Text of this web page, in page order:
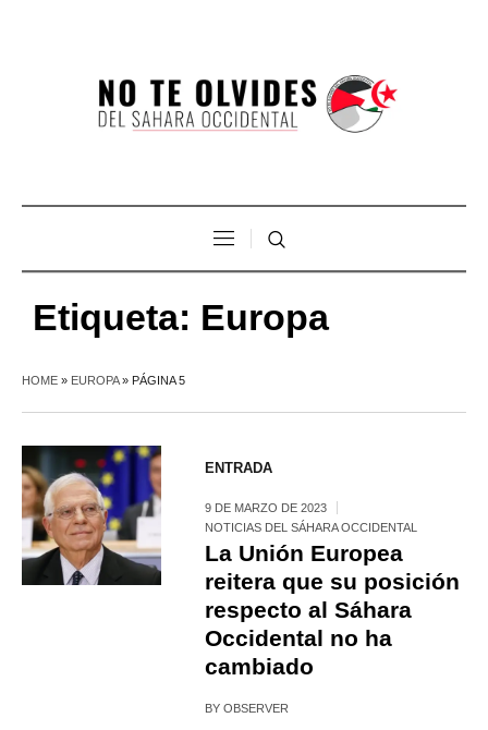
Etiqueta: Europa
HOME » EUROPA» PÁGINA 5
ENTRADA
9 DE MARZO DE 2023
NOTICIAS DEL SÁHARA OCCIDENTAL
La Unión Europea
reitera que su posición
respecto al Sáhara
Occidental no ha
cambiado
BYOBSERVER